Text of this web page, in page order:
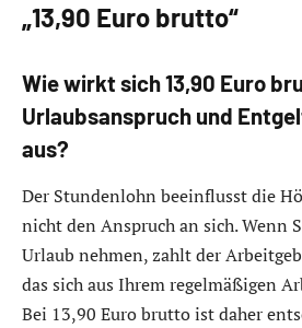
„13,90 Euro brutto“
Wie wirkt sich 13,90 Euro
Urlaubsanspruch und
aus?
Der Stundenlohn beeinflusst die
nicht den Anspruch an sich. Wenn
Urlaub nehmen, zahlt der
das sich aus Ihrem regelmäßigen
Bei 13,90 Euro brutto ist daher